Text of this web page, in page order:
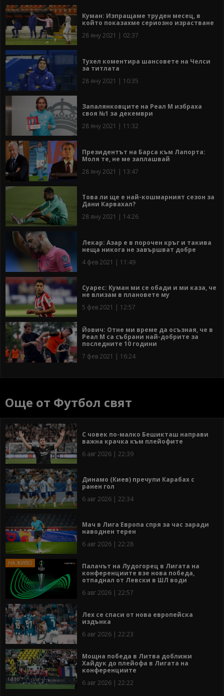
Куман: Изпращаме труден месец, в
който показахме сериозно израстване
28 яну 2021 | 02:37
Тухел коментира шансовете на Челси
за титлата
28 яну 2021 | 10:35
Запалянковците на Реал М избраха
своя №1 за декември
28 яну 2021 | 11:32
Президентът на Барса към Лапорта:
Моля те, не ме заплашвай
28 яну 2021 | 13:47
Това ли ще е най-кошмарният сезон за
Дани Карвахал?
28 яну 2021 | 14:26
Лекар: Азар е в порочен кръг и такива
неща никога не завършват добре
4 фев 2021 | 11:49
Суарес: Куман ми се обади и ми каза, че
не влизам в плановете му
5 фев 2021 | 12:57
Йович: Отне ми време да осъзная, че в
Реал М са събрани най-добрите за
последните 10 години
7 фев 2021 | 16:24
Още от Футбол свят
С човек по-малко Бешикташ направи
важна крачка към плейофите
6 авг 2026 | 22:39
Динамо (Киев) пречупи Карабах с
ранен гол
6 авг 2026 | 22:34
Мач в Лига Европа спря за час заради
наводнен терен
6 авг 2026 | 22:28
Палачът на Лудогорец в Лигата на
конференциите взе нова победа,
отпаднал от Левски в ШЛ води
6 авг 2026 | 22:57
Лех се спаси от нова европейска
издънка
6 авг 2026 | 22:23
Мощна победа в Литва доближи
Хайдук до плейофа в Лигата на
конференциите
6 авг 2026 | 22:22